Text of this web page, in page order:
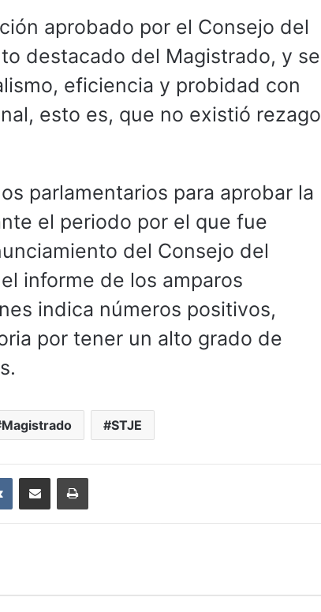
aprobado por el Consejo del
destacado del Magistrado, y se
eficiencia y probidad con
esto es, que no existió rezago
parlamentarios para aprobar la
el periodo por el que fue
del Consejo del
informe de los amparos
indica números positivos,
por tener un alto grado de
Magistrado STJE
VKontakteCompartir por correo electrónicoImprimir